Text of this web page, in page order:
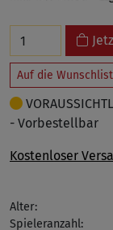
Auf die
- Vorbestellbar
Kostenloser
Alter:
Spieleranzahl: